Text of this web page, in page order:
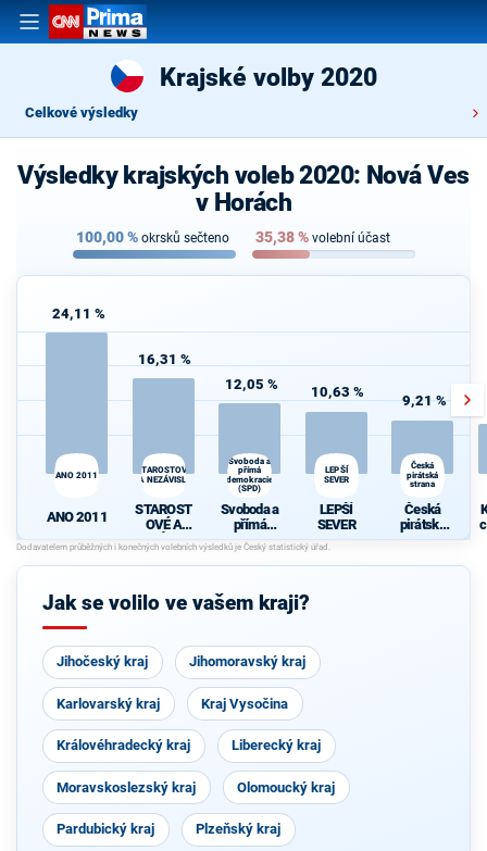
Krajské volby 2020
Celkové výsledky
Výsledky krajských voleb 2020: Nová Ves
v Horách
100,00% okrsků sečteno 35,38% volební účast
24,11 %
ANO 2011
ANO 2011
16,31 %
STAROSTOVÉ
A NEZÁVISLÍ
STAROST
OVÉ A
NEZÁVISL
Í
12,05 %
Svoboda a
přímá
demokracie
(SPD)
Svoboda a
přímá
demokraci
e (SPD)
10,63 %
LEPŠÍ
SEVER
LEPŠÍ
SEVER
9,21 %
Česká
pirátská
strana
Česká
pirátská
strana
Jak se volilo ve vašem kraji?
Jihočeský kraj Jihomoravský kraj
Karlovarský kraj Kraj Vysočina
Královéhradecký kraj Liberecký kraj
Moravskoslezský kraj Olomoucký kraj
Pardubický kraj Plzeňský kraj